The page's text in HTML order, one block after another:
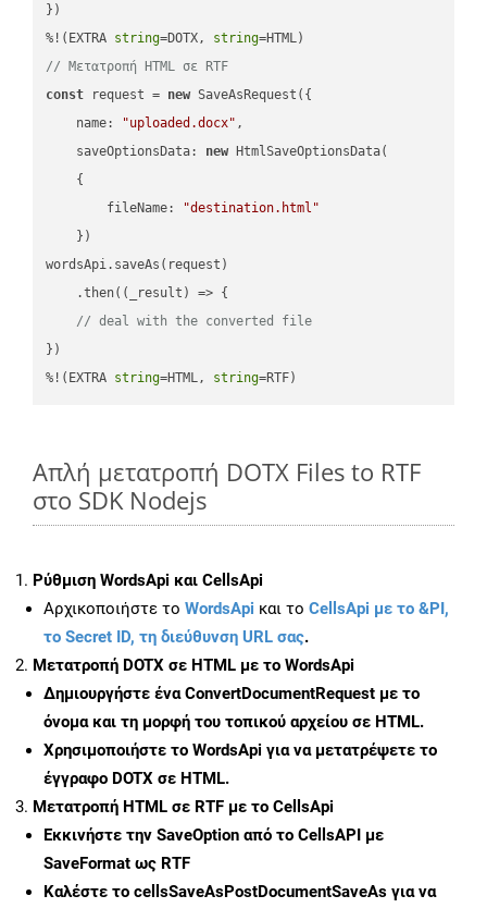
})
%!(EXTRA string=DOTX, string
// Μετατροπή HTML σε RTF
const request = new SaveAsRequest({
name: "uploaded.docx" ,
saveOptionsData: new HtmlSaveOptionsData(
    {
fileName:
"destination.html"
    })
wordsApi.saveAs(request)
    .then(
( _result ) => {
// deal with the converted file
})
%!(EXTRA string=HTML, string=RTF)
Απλή μετατροπή DOTX Files to RTF
στο SDK Nodejs
Ρύθμιση WordsApi και CellsApi
Αρχικοποιήστε το WordsApi και το CellsApi με το &PI,
το Secret ID, τη διεύθυνση URL σας.
Μετατροπή DOTX σε HTML με το WordsApi
Δημιουργήστε έναConvertDocumentRequest με το
όνομα και τη μορφή του τοπικού αρχείου σε HTML.
Χρησιμοποιήστε το WordsApi για να μετατρέψετε το
έγγραφο DOTX σε HTML.
Μετατροπή HTML σε RTF με το CellsApi
Εκκινήστε την SaveOption από το CellsAPI με
SaveFormat ως RTF
Καλέστε το cellsSaveAsPostDocumentSaveAs για να